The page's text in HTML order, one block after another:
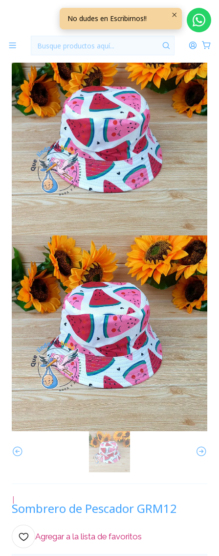
Accesorios Sombrero de Pescador GRM12
|
Sombrero de Pescador GRM12
Agregar a la lista de favoritos
No dudes en Escribirnos!!